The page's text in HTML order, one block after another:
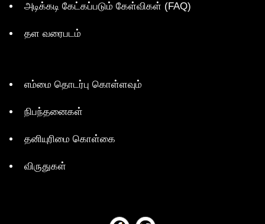
அடிக்கடி கேட்கப்படும் கேள்விகள் (FAQ)
தள வரைபடம்
எம்மை தொடர்பு கொள்ளவும்
நிபந்தனைகள்
தனியுரிமை கொள்கை
விருதுகள்